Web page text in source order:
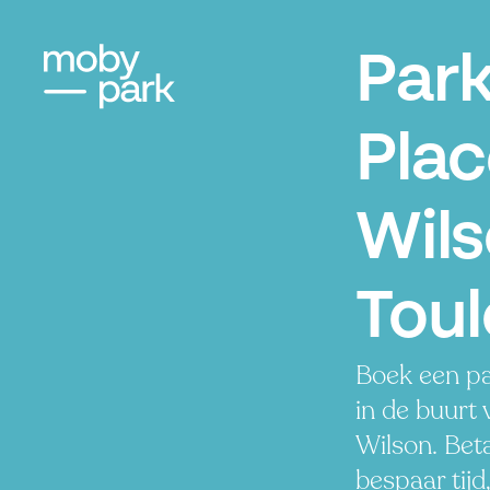
Boek een
in de buurt
Wilson.
bespaar